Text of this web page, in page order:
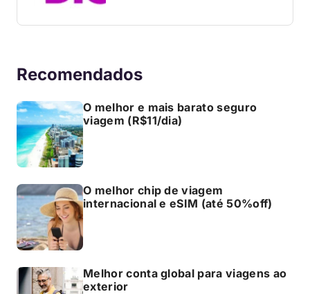
Recomendados
O melhor e mais barato seguro
viagem (R$11/dia)
O melhor chip de viagem
internacional e eSIM (até 50%off)
Melhor conta global para viagens ao
exterior